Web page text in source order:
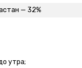
— 32%
утра;